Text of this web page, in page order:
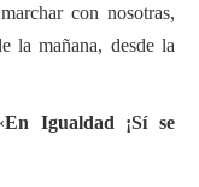
con nosotras,
la mañana, desde la
En Igualdad ¡Sí se